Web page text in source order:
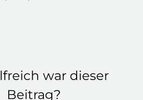
war dieser
Beitrag?